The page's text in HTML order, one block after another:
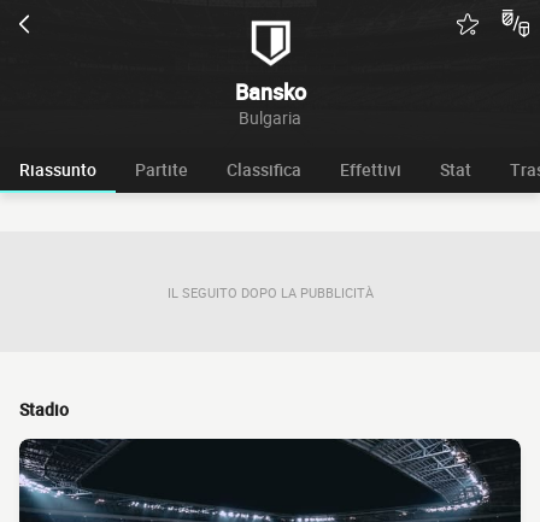
Bansko
Bulgaria
Riassunto Partite Classifica Effettivi Stat
IL SEGUITO DOPO LA PUBBLICITÀ
Stadio